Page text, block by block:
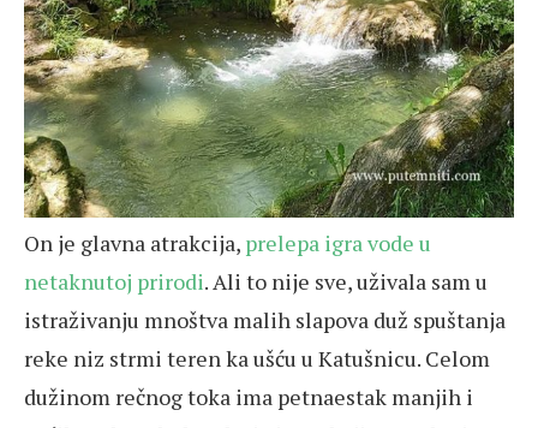
On je glavna atrakcija, prelepa igra vode u
netaknutoj prirodi. Ali to nije sve, uživala sam u
istraživanju mnoštva malih slapova duž spuštanja
reke niz strmi teren ka ušću u Katušnicu. Celom
dužinom rečnog toka ima petnaestak manjih i